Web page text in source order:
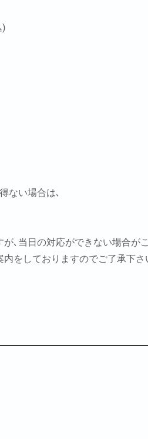
)
ない場合は､
､当日の対応ができない場合が
をしておりますのでご了承下さ